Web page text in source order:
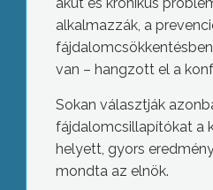
alkalmazzák, a
van – hangzott el a
Sokan választják
fájdalomcsillapítókat a
helyett, gyors
mondta az elnök.